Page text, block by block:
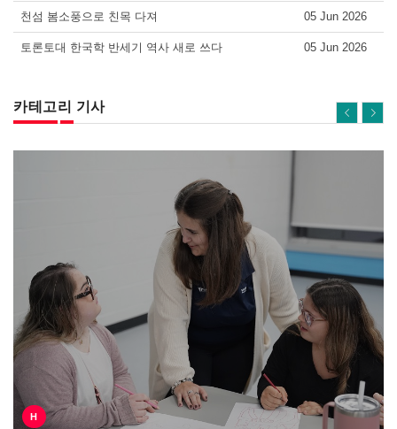
천섬 봄소풍으로 친목 다져 05 Jun 2026
토론토대 한국학 반세기 역사 새로 쓰다 05 Jun 2026
카테고리 기사
H